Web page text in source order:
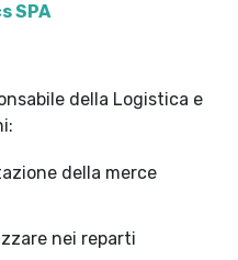
SPA
della Logistica e
della merce
nei reparti